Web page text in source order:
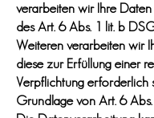
verarbeiten wir Ihre
des Art. 6 Abs. 1 lit. b
Weiteren verarbeiten wir
diese zur Erfüllung einer
Verpflichtung erforderlich
Grundlage von Art. 6